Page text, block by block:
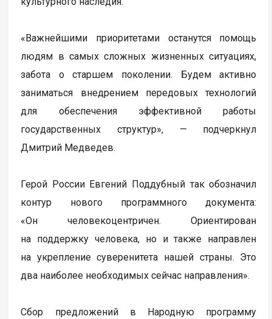
«Важнейшими приоритетами останутся помощь
людям в самых сложных жизненных ситуациях,
забота о старшем поколении. Будем активно
заниматься внедрением передовых технологий
для обеспечения эффективной работы
государственных структур», — подчеркнул
Дмитрий Медведев.
Герой России Евгений Поддубный так обозначил
контур нового программного документа:
«Он человекоцентричен. Ориентирован
на поддержку человека, но и также направлен
на укрепление суверенитета нашей страны. Это
два наиболее необходимых сейчас направления».
Сбор предложений в Народную программу